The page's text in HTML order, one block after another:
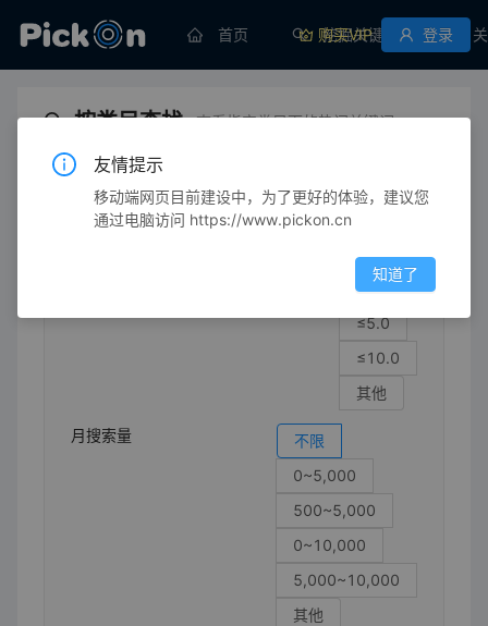
首页 挖掘关键词
购买VIP 登录
按类目查找 查看指定类目下的热门关键词
时尚服装 男装 衬衫/衬衫
不限
≤1.0
≤5.0
≤10.0
其他
月搜索量
不限
0~5,000
500~5,000
0~10,000
5,000~10,000
其他
友情提示
移动端网页目前建设中，为了更好的体验，建议您
通过电脑访问 https://www.pickon.cn
知道了